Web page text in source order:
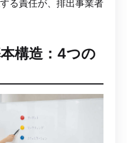
る責任が、排出事業者
構造：4つの